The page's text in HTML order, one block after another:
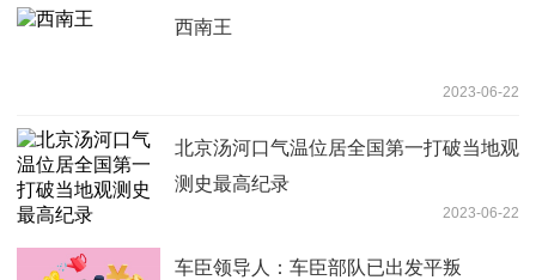
西南王
2023-06-22
北京汤河口气温位居全国第一打破当地观
测史最高纪录
2023-06-22
车臣领导人：车臣部队已出发平叛